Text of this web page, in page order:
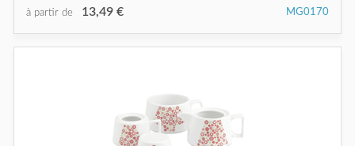
à partir de 13,49 € MG0170